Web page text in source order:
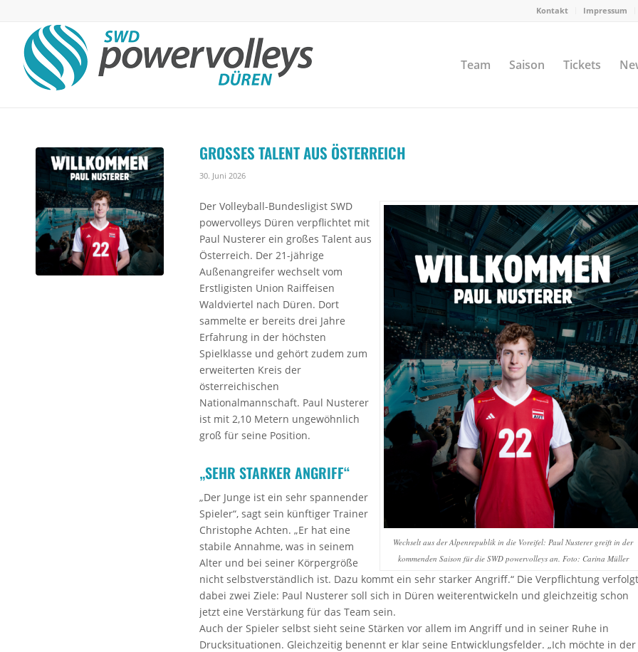
Kontakt Impressum
Team Saison Tickets
GROSSES TALENT AUS ÖSTERREICH
30. Juni 2026
Wechselt aus der Alpenrepublik in die Voreifel: Paul Nusterer greift in der
kommenden Saison für die SWD powervolleys an. Foto: Carina Müller
Der Volleyball-Bundesligist SWD
powervolleys Düren verpflichtet mit
Paul Nusterer ein großes Talent aus
Österreich. Der 21-jährige
Außenangreifer wechselt vom
Erstligisten Union Raiffeisen
Waldviertel nach Düren. Dort
sammelte er bereits drei Jahre
Erfahrung in der höchsten
Spielklasse und gehört zudem zum
erweiterten Kreis der
österreichischen
Nationalmannschaft. Paul Nusterer
ist mit 2,10 Metern ungewöhnlich
groß für seine Position.
„SEHR STARKER ANGRIFF“
„Der Junge ist ein sehr spannender
Spieler“, sagt sein künftiger Trainer
Christophe Achten. „Er hat eine
stabile Annahme, was in seinem
Alter und bei seiner Körpergröße
nicht selbstverständlich ist. Dazu kommt ein sehr starker Angriff.“ Die Verpflichtung verfolgt
dabei zwei Ziele: Paul Nusterer soll sich in Düren weiterentwickeln und gleichzeitig schon
jetzt eine Verstärkung für das Team sein.
Auch der Spieler selbst sieht seine Stärken vor allem im Angriff und in seiner Ruhe in
Drucksituationen. Gleichzeitig benennt er klar seine Entwicklungsfelder. „Ich möchte in der